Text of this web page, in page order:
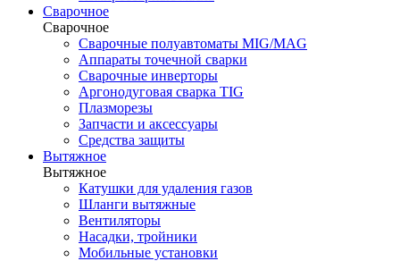
Сварочное
Сварочное
Сварочные полуавтоматы MIG/MAG
Аппараты точечной сварки
Сварочные инверторы
Аргонодуговая сварка TIG
Плазморезы
Запчасти и аксессуары
Средства защиты
Вытяжное
Вытяжное
Катушки для удаления газов
Шланги вытяжные
Вентиляторы
Насадки, тройники
Мобильные установки